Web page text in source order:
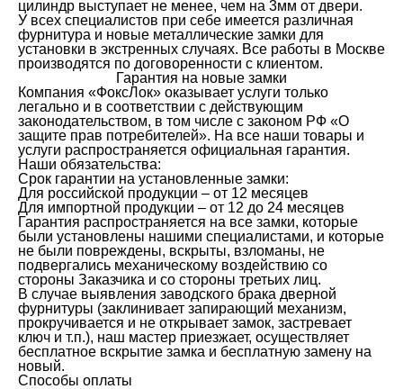
цилиндр выступает не менее, чем на 3мм от двери.
У всех специалистов при себе имеется различная
фурнитура и новые металлические замки для
установки в экстренных случаях. Все работы в Москве
производятся по договоренности с клиентом.
Гарантия на новые замки
Компания «ФоксЛок» оказывает услуги только
легально и в соответствии с действующим
законодательством, в том числе с законом РФ «О
защите прав потребителей». На все наши товары и
услуги распространяется официальная гарантия.
Наши обязательства:
Срок гарантии на установленные замки:
Для российской продукции – от 12 месяцев
Для импортной продукции – от 12 до 24 месяцев
Гарантия распространяется на все замки, которые
были установлены нашими специалистами, и которые
не были повреждены, вскрыты, взломаны, не
подвергались механическому воздействию со
стороны Заказчика и со стороны третьих лиц.
В случае выявления заводского брака дверной
фурнитуры (заклинивает запирающий механизм,
прокручивается и не открывает замок, застревает
ключ и т.п.), наш мастер приезжает, осуществляет
бесплатное вскрытие замка и бесплатную замену на
новый.
Способы оплаты